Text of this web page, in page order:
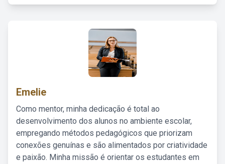
Emelie
Como mentor, minha dedicação é total ao
desenvolvimento dos alunos no ambiente escolar,
empregando métodos pedagógicos que priorizam
conexões genuínas e são alimentados por criatividade
e paixão. Minha missão é orientar os estudantes em